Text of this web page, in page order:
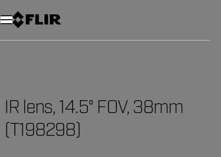
Unread messages
Modell
Entfernen
Elemente
Element
In den Warenkorb
Im Warenkorb
IR lens, 14.5° FOV, 38mm
(T198298)